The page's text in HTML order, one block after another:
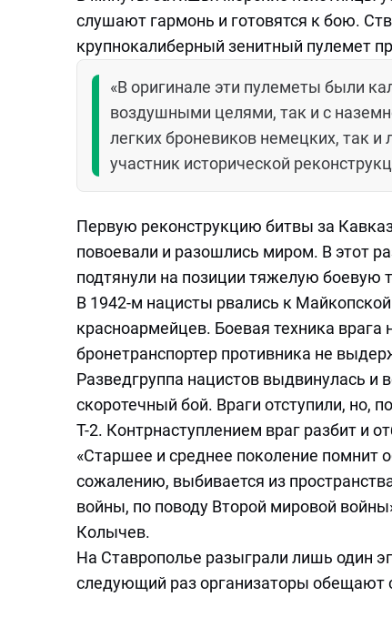
слушают гармонь и готовятся к бою.
крупнокалиберный зенитный пулемет
«В оригинале эти пулеметы были
воздушными целями, так и с
легких броневиков немецких, так и
участник исторической
Первую реконструкцию битвы за
повоевали и разошлись миром. В этот
подтянули на позиции тяжелую боевую
В 1942-м нацисты рвались к
красноармейцев. Боевая техника
бронетранспортер противника не
Разведгруппа нацистов выдвинулась и
скоротечный бой. Враги отступили, но,
Т-2. Контрнаступлением враг разбит и
«Старшее и среднее поколение помнит
сожалению, выбивается из
войны, по поводу Второй мировой
Колычев.
На Ставрополье разыграли лишь один
следующий раз организаторы обещают